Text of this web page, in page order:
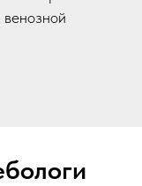
венозной